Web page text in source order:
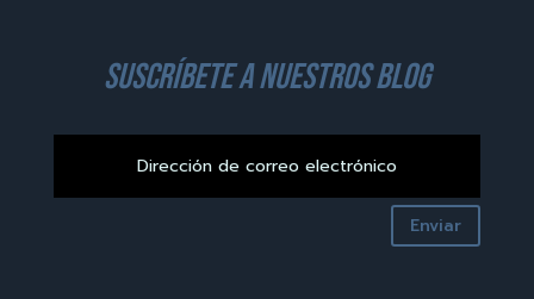
suscríbete a nuestros blog
Enviar